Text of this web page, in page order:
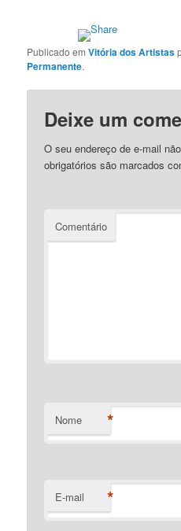
Publicado emVitória dos Artistas
Permanente.
Deixe um
O seu endereço de e-mail
obrigatórios são marcados
Comentário
Nome *
E-mail *